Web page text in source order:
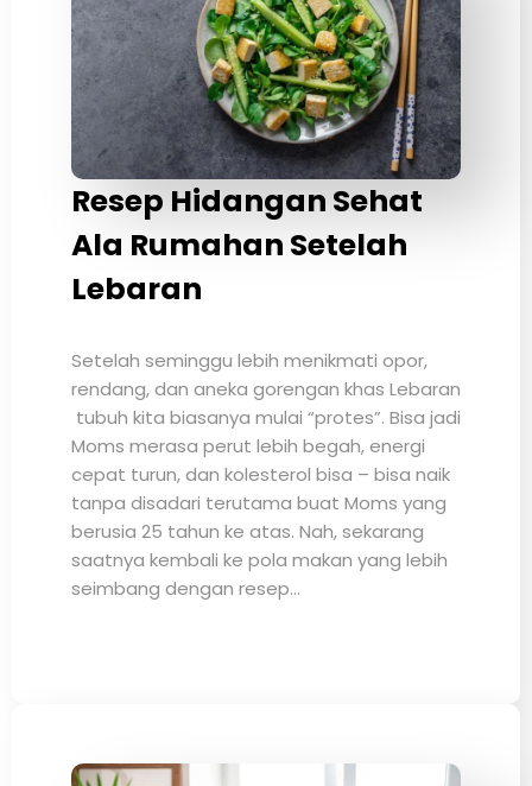
Resep Hidangan Sehat
Ala Rumahan Setelah
Lebaran
Setelah seminggu lebih menikmati opor,
rendang, dan aneka gorengan khas Lebaran
tubuh kita biasanya mulai “protes”. Bisa jadi
Moms merasa perut lebih begah, energi
cepat turun, dan kolesterol bisa – bisa naik
tanpa disadari terutama buat Moms yang
berusia 25 tahun ke atas. Nah, sekarang
saatnya kembali ke pola makan yang lebih
seimbang dengan resep…